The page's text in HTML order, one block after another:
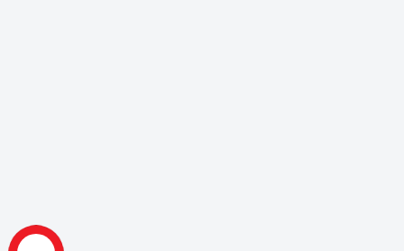
- Hẹn giờ rửa linh hoạt: máy cho khả năng trì hoãn thời gian